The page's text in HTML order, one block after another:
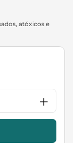
atóxicos e